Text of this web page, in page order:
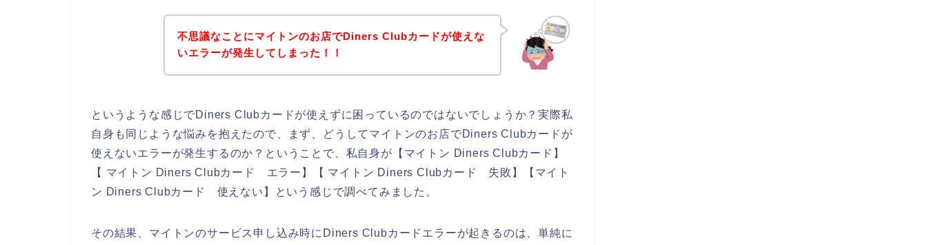
不思議なことにマイトンのお店でDiners Clubカードが使えな
いエラーが発生してしまった！！
というような感じでDiners Clubカードが使えずに困っているのではないでしょうか？実際私
自身も同じような悩みを抱えたので、まず、どうしてマイトンのお店でDiners Clubカードが
使えないエラーが発生するのか？ということで、私自身が【マイトン Diners Clubカード】
【 マイトン Diners Clubカード エラー】【 マイトン Diners Clubカード 失敗】【マイト
ン Diners Clubカード 使えない】という感じで調べてみました。
その結果、マイトンのサービス申し込み時にDiners Clubカードエラーが起きるのは、単純に